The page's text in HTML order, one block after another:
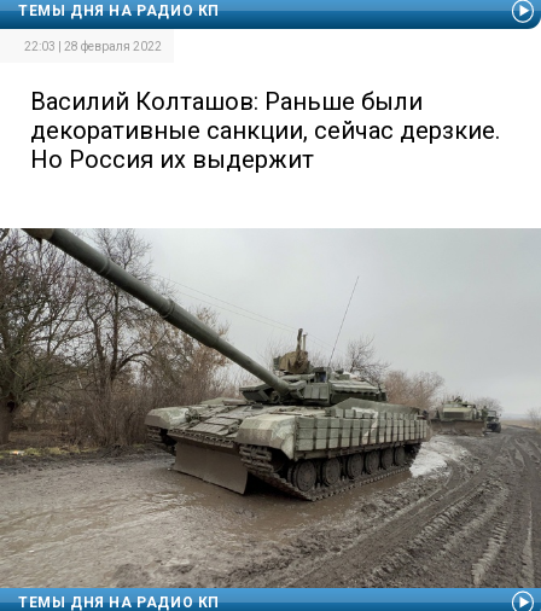
ТЕМЫ ДНЯ НА РАДИО КП
22:03 | 28 февраля 2022
Василий Колташов: Раньше были
декоративные санкции, сейчас дерзкие.
Но Россия их выдержит
ТЕМЫ ДНЯ НА РАДИО КП